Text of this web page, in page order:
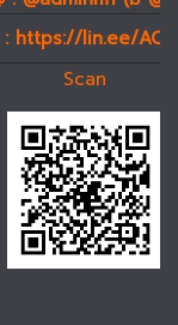
https://lin.ee/
Scan